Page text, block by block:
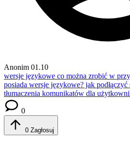
Anonim 01.10
wersje językowe co można zrobić w
posiada wersje językowe? jak
tłumaczenia komunikatów dla
0
0 Zagłosuj